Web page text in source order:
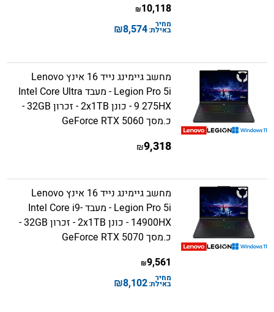
10,118
₪
מחיר
באילת:8,574
₪
מחשב גיימינג נייד 16 אינץ Lenovo
Legion Pro 5i - מעבד Intel Core Ultra
9 275HX - כונן 2x1TB - זכרון 32GB -
כ.מסך GeForce RTX 5060
9,318
₪
מחשב גיימינג נייד 16 אינץ Lenovo
Legion Pro 5i - מעבד Intel Core i9-
14900HX - כונן 2x1TB - זכרון 32GB -
כ.מסך GeForce RTX 5070
9,561
₪
מחיר
באילת:8,102
₪